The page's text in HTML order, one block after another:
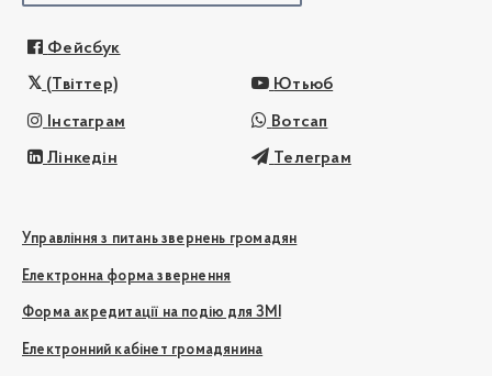
Фейсбук
(Твіттер) Ютьюб
Інстаграм Вотсап
Лінкедін Телеграм
Управління з питань звернень громадян
Електронна форма звернення
Форма акредитації на подію для ЗМІ
Електронний кабінет громадянина